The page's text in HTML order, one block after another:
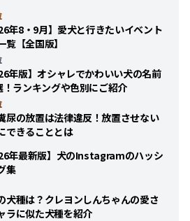
年8・9月】愛犬と行きたいイベント
覧【全国版】
年版】オシャレでかわいい犬の名前
！ランキングや色別にご紹介
尿の放置は法律違反！放置させない
できることとは
年最新版】犬のInstagramのハッシ
集
犬種は？クレヨンしんちゃんの愛さ
ラに似た犬種を紹介